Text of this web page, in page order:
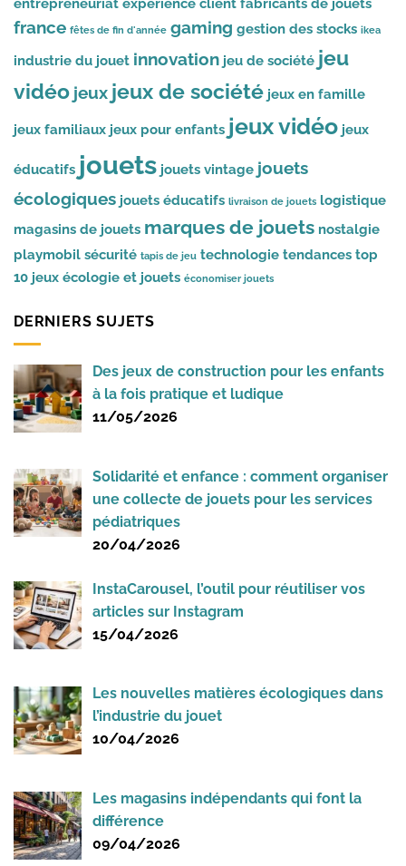
france fêtes de fin d'année gaming gestion des stocks ikea
industrie du jouet innovation jeu de société jeu
vidéo jeux jeux de société jeux en famille
jeux familiaux jeux pour enfants jeux vidéo jeux
éducatifs jouets jouets vintage jouets
écologiques jouets éducatifs livraison de jouets logistique
magasins de jouets marques de jouets nostalgie
playmobil sécurité tapis de jeu technologie tendances top
10 jeux écologie et jouets économiser jouets
DERNIERS SUJETS
Des jeux de construction pour les enfants
à la fois pratique et ludique
11/05/2026
Solidarité et enfance : comment organiser
une collecte de jouets pour les services
pédiatriques
20/04/2026
InstaCarousel, l’outil pour réutiliser vos
articles sur Instagram
15/04/2026
Les nouvelles matières écologiques dans
l’industrie du jouet
10/04/2026
Les magasins indépendants qui font la
différence
09/04/2026